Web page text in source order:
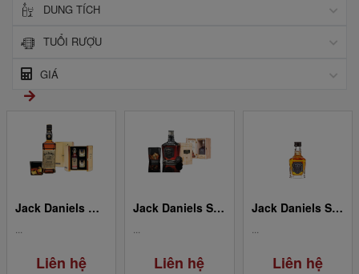
DUNG TÍCH
TUỔI RƯỢU
GIÁ
Jack Daniels Gold
Liên hệ
Jack Daniels Single Barrel 0.75L
Liên hệ
Jack Daniels Single Barrel 0.05L
Liên hệ